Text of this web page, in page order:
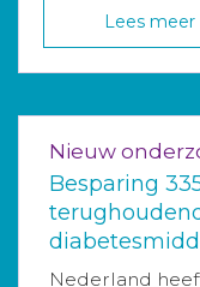
Lees meer
Nieuw
Besparing
Nederland